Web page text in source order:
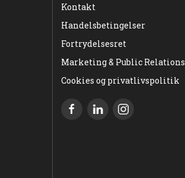
Kontakt
Handelsbetingelser
Fortrydelsesret
Marketing & Public Relations
Cookies og privatlivspolitik